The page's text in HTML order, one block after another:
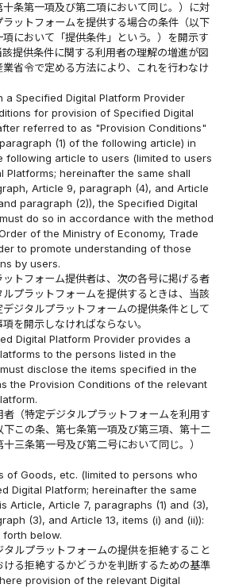
条第一項及び第二項において同じ。）に対
ラットフォームを提供する場合の条件（以下
において「提供条件」という。）を開示す
提供条件に関する利用者の理解の増進が図
省令で定める方法により、これを行わなけ
a Specified Digital Platform Provider
for provision of Specified Digital
referred to as "Provision Conditions"
(1) of the following article) in
following article to users (limited to users
Platforms; hereinafter the same shall
Article 9, paragraph (4), and Article
paragraph (2)), the Specified Digital
do so in accordance with the method
of the Ministry of Economy, Trade
to promote understanding of those
by users.
トフォーム提供者は、次の各号に掲げる者
ルプラットフォームを提供するときは、当該
ジタルプラットフォームの提供条件として
を開示しなければならない。
Digital Platform Provider provides a
to the persons listed in the
disclose the items specified in the
the Provision Conditions of the relevant
者（特定デジタルプラットフォームを利用す
下この条、第七条第一項及び第三項、第十二
十三条第一号及び第二号において同じ。）
of Goods, etc. (limited to persons who
Digital Platform; hereinafter the same
Article, Article 7, paragraphs (1) and (3),
(3), and Article 13, items (i) and (ii)):
below.
タルプラットフォームの提供を拒絶すること
ける拒絶するかどうかを判断するための基準
provision of the relevant Digital